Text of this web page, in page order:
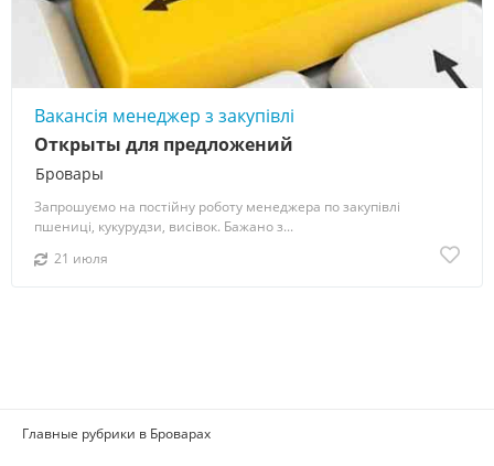
Вакансія менеджер з закупівлі
Бровары
Открыты для предложений
Запрошуємо на постійну роботу менеджера по закупівлі
пшениці, кукурудзи, висівок. Бажано з...
21 июля
Главные рубрики в Броварах